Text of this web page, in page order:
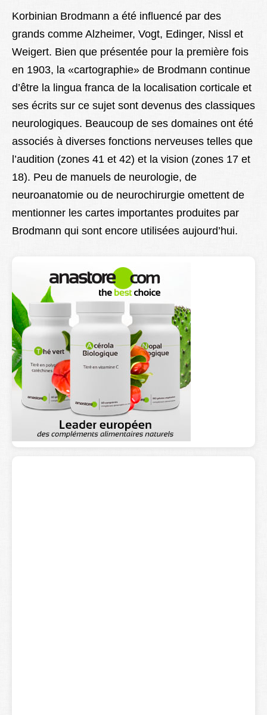
Korbinian Brodmann a été influencé par des
grands comme Alzheimer, Vogt, Edinger, Nissl et
Weigert. Bien que présentée pour la première fois
en 1903, la «cartographie» de Brodmann continue
d’être la lingua franca de la localisation corticale et
ses écrits sur ce sujet sont devenus des classiques
neurologiques. Beaucoup de ses domaines ont été
associés à diverses fonctions nerveuses telles que
l’audition (zones 41 et 42) et la vision (zones 17 et
18). Peu de manuels de neurologie, de
neuroanatomie ou de neurochirurgie omettent de
mentionner les cartes importantes produites par
Brodmann qui sont encore utilisées aujourd’hui.